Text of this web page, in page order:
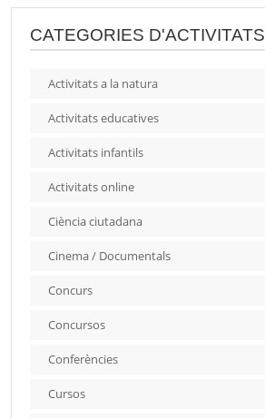
CATEGORIES D'ACTIVITATS
Activitats a la natura
Activitats educatives
Activitats infantils
Activitats online
Ciència ciutadana
Cinema / Documentals
Concurs
Concursos
Conferències
Cursos